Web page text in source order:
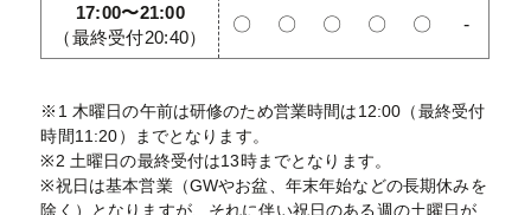
17:00〜21:00
（最終受付20:40）
〇 〇 〇 〇 〇 -
※1 木曜日の午前は研修のため営業時間は12:00（最終受付
時間11:20）までとなります。
※2 土曜日の最終受付は13時までとなります。
※祝日は基本営業（GWやお盆、年末年始などの長期休みを
除く）となりますが、それに伴い祝日のある週の土曜日が